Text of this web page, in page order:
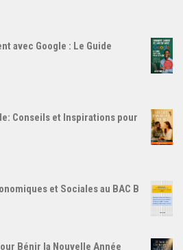
avec Google : Le Guide
Conseils et Inspirations pour
et Sociales au BAC B
Bénir la Nouvelle Année